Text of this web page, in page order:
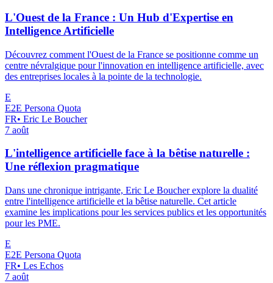
L'Ouest de la France : Un Hub d'Expertise en
Intelligence Artificielle
Découvrez comment l'Ouest de la France se positionne comme un
centre névralgique pour l'innovation en intelligence artificielle, avec
des entreprises locales à la pointe de la technologie.
E
E2E Persona Quota
FR• Eric Le Boucher
7 août
L'intelligence artificielle face à la bêtise naturelle :
Une réflexion pragmatique
Dans une chronique intrigante, Eric Le Boucher explore la dualité
entre l'intelligence artificielle et la bêtise naturelle. Cet article
examine les implications pour les services publics et les opportunités
pour les PME.
E
E2E Persona Quota
FR• Les Echos
7 août